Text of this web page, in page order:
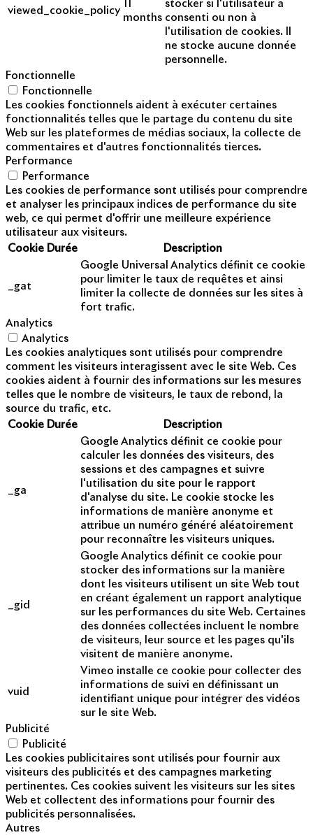
viewed_cookie_policy
months
stocker si l'utilisateur a
consenti ou non à
l'utilisation de cookies. Il
ne stocke aucune donnée
personnelle.
Fonctionnelle
Fonctionnelle
Les cookies fonctionnels aident à exécuter certaines
fonctionnalités telles que le partage du contenu du site
Web sur les plateformes de médias sociaux, la collecte de
commentaires et d'autres fonctionnalités tierces.
Performance
Performance
Les cookies de performance sont utilisés pour comprendre
et analyser les principaux indices de performance du site
web, ce qui permet d'offrir une meilleure expérience
utilisateur aux visiteurs.
Cookie Durée Description
_gat
Google Universal Analytics définit ce cookie
pour limiter le taux de requêtes et ainsi
limiter la collecte de données sur les sites à
fort trafic.
Analytics
Analytics
Les cookies analytiques sont utilisés pour comprendre
comment les visiteurs interagissent avec le site Web. Ces
cookies aident à fournir des informations sur les mesures
telles que le nombre de visiteurs, le taux de rebond, la
source du trafic, etc.
Cookie Durée Description
_ga
Google Analytics définit ce cookie pour
calculer les données des visiteurs, des
sessions et des campagnes et suivre
l'utilisation du site pour le rapport
d'analyse du site. Le cookie stocke les
informations de manière anonyme et
attribue un numéro généré aléatoirement
pour reconnaître les visiteurs uniques.
_gid
Google Analytics définit ce cookie pour
stocker des informations sur la manière
dont les visiteurs utilisent un site Web tout
en créant également un rapport analytique
sur les performances du site Web. Certaines
des données collectées incluent le nombre
de visiteurs, leur source et les pages qu'ils
visitent de manière anonyme.
vuid
Vimeo installe ce cookie pour collecter des
informations de suivi en définissant un
identifiant unique pour intégrer des vidéos
sur le site Web.
Publicité
Publicité
Les cookies publicitaires sont utilisés pour fournir aux
visiteurs des publicités et des campagnes marketing
pertinentes. Ces cookies suivent les visiteurs sur les sites
Web et collectent des informations pour fournir des
publicités personnalisées.
Autres